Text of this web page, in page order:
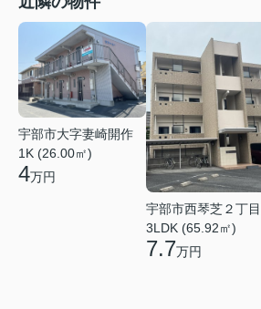
宇部市大字妻崎開作
1K (26.00㎡)
4万円
宇部市西琴芝２丁目
3LDK (65.92㎡)
7.7万円